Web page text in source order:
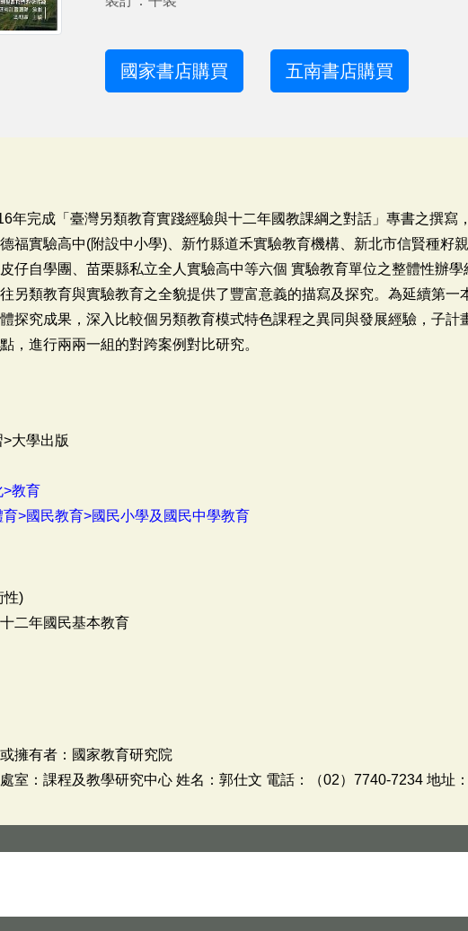
國家書店購買 五南書店購買
年完成「臺灣另類教育實踐經驗與十二年國教課綱之對話」專書之撰寫
福實驗高中(附設中小學)、新竹縣道禾實驗教育機構、新北市信賢種籽
仔自學團、苗栗縣私立全人實驗高中等六個 實驗教育單位之整體性辦
另類教育與實驗教育之全貌提供了豐富意義的描寫及探究。為延續第一
探究成果，深入比較個另類教育模式特色課程之異同與發展經驗，子計
，進行兩兩一組的對跨案例對比研究。
大學出版
>教育
>國民教育>國民小學及國民中學教育
性)
二年國民基本教育
擁有者：國家教育研究院
室：課程及教學研究中心 姓名：郭仕文 電話：（02）7740-7234 地址：